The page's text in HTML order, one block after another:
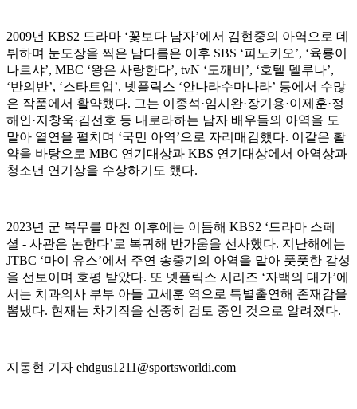
2009년 KBS2 드라마 ‘꽃보다 남자’에서 김현중의 아역으로 데
뷔하며 눈도장을 찍은 남다름은 이후 SBS ‘피노키오’, ‘육룡이
나르샤’, MBC ‘왕은 사랑한다’, tvN ‘도깨비’, ‘호텔 델루나’,
‘반의반’, ‘스타트업’, 넷플릭스 ‘안나라수마나라’ 등에서 수많
은 작품에서 활약했다. 그는 이종석·임시완·장기용·이제훈·정
해인·지창욱·김선호 등 내로라하는 남자 배우들의 아역을 도
맡아 열연을 펼치며 ‘국민 아역’으로 자리매김했다. 이같은 활
약을 바탕으로 MBC 연기대상과 KBS 연기대상에서 아역상과
청소년 연기상을 수상하기도 했다.
2023년 군 복무를 마친 이후에는 이듬해 KBS2 ‘드라마 스페
셜 - 사관은 논한다’로 복귀해 반가움을 선사했다. 지난해에는
JTBC ‘마이 유스’에서 주연 송중기의 아역을 맡아 풋풋한 감성
을 선보이며 호평 받았다. 또 넷플릭스 시리즈 ‘자백의 대가’에
서는 치과의사 부부 아들 고세훈 역으로 특별출연해 존재감을
뽐냈다. 현재는 차기작을 신중히 검토 중인 것으로 알려졌다.
지동현 기자 ehdgus1211@sportsworldi.com